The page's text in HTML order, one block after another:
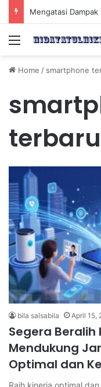
Menu
Home / smartphone
terbaru
bila salsabila April 15,
Segera
Mendukung
Optimal dan